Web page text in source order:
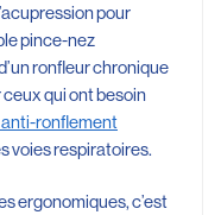
pour
pince-nez
ronfleur chronique
qui ont besoin
ronflement
voies respiratoires.
ergonomiques, c’est